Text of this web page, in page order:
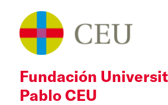
Fundación
Pablo CEU